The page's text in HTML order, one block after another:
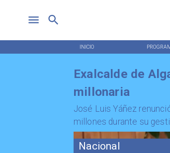
INICIO
Nacional
Exalcalde de
millonaria
José Luis Yáñez
millones durante su